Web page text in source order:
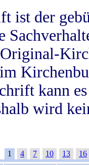
ist der
kann
wird
1 4 7 10 13
16